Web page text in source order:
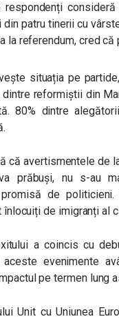
respondenți
din patru tinerii cu
la referendum, cred
situația pe
reformiștii din
80% dintre
că avertismentele de
prăbuși, nu s-au
de
de imigranți al
a coincis cu
aceste evenimente
pe termen lung
Unit cu Uniunea